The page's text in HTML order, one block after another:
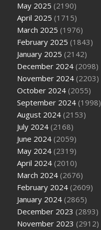
May 2025 (2190)
April 2025 (1715)
March 2025 (1976)
February 2025 (1843)
January 2025 (2142)
December 2024 (2098)
November 2024 (2203)
October 2024 (2055)
September 2024 (1998)
August 2024 (2153)
July 2024 (2168)
June 2024 (2059)
May 2024 (2319)
April 2024 (2010)
March 2024 (2676)
February 2024 (2609)
January 2024 (2865)
December 2023 (2893)
November 2023 (2912)